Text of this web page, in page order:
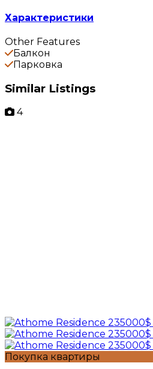
Характеристики
Other Features
Балкон
Парковка
Similar Listings
4
Покупка квартиры